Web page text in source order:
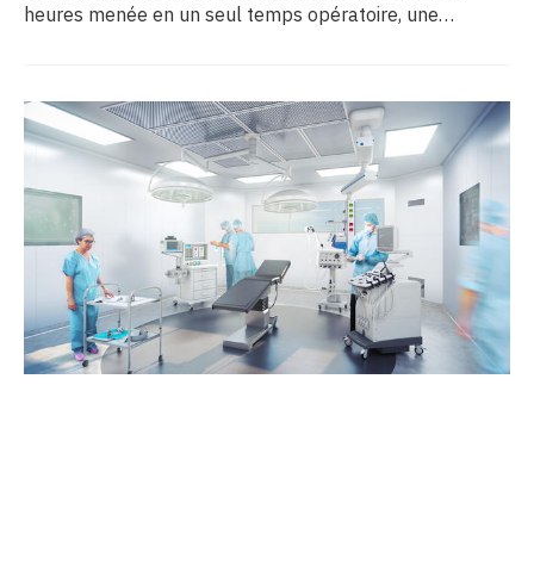
heures menée en un seul temps opératoire, une